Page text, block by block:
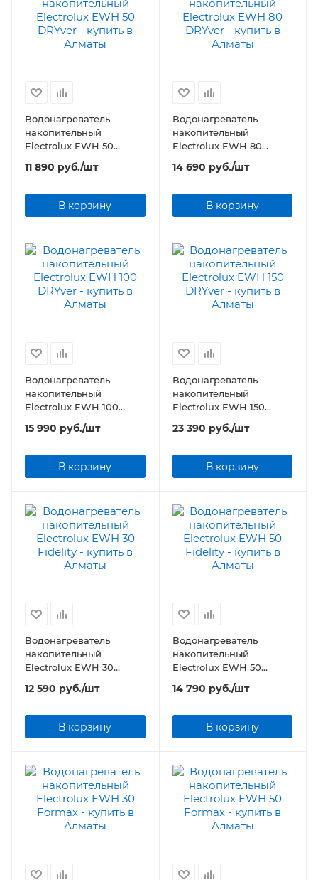
Водонагреватель
накопительный
Electrolux EWH 50
11 890 руб./шт
В корзину
Водонагреватель
накопительный
Electrolux EWH 80
14 690 руб./шт
В корзину
Водонагреватель
накопительный
Electrolux EWH 100
15 990 руб./шт
В корзину
Водонагреватель
накопительный
Electrolux EWH 150
23 390 руб./шт
В корзину
Водонагреватель
накопительный
Electrolux EWH 30
12 590 руб./шт
В корзину
Водонагреватель
накопительный
Electrolux EWH 50
14 790 руб./шт
В корзину